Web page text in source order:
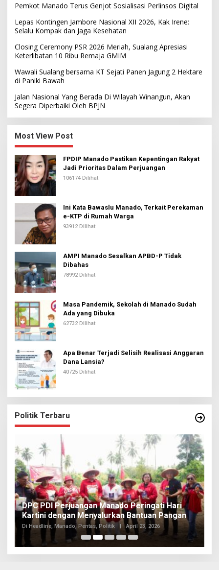
Pemkot Manado Terus Genjot Sosialisasi Perlinsos Digital
Lepas Kontingen Jambore Nasional XII 2026, Kak Irene:
Selalu Kompak dan Jaga Kesehatan
Closing Ceremony PSR 2026 Meriah, Sualang Apresiasi
Keterlibatan 10 Ribu Remaja GMIM
Wawali Sualang bersama KT Sejati Panen Jagung 2 Hektare
di Paniki Bawah
Jalan Nasional Yang Berada Di Wilayah Winangun, Akan
Segera Diperbaiki Oleh BPJN
Most View Post
FPDIP Manado Pastikan Kepentingan Rakyat
Jadi Prioritas Dalam Perjuangan
106174 Dilihat
Ini Kata Bawaslu Manado, Terkait Perekaman
e-KTP di Rumah Warga
93912 Dilihat
AMPI Manado Sesalkan APBD-P Tidak
Dibahas
78992 Dilihat
Masa Pandemik, Sekolah di Manado Sudah
Ada yang Dibuka
62732 Dilihat
Apa Benar Terjadi Selisih Realisasi Anggaran
Dana Lansia?
40725 Dilihat
Politik Terbaru
DPC PDI Perjuangan Manado Peringati Hari
Kartini dengan Menyalurkan Bantuan Pangan
Di Headline, Manado, Pentas, Politik | April 23, 2026